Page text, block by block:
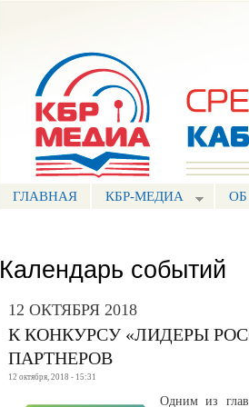
ГЛАВНАЯ КБР-МЕДИА
Календарь событий
12 ОКТЯБРЯ 2018
К КОНКУРСУ «ЛИДЕРЫ
ПАРТНЕРОВ
12 октября, 2018 - 15:31
Одним из